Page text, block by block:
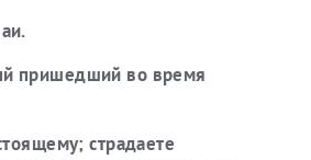
пришедший во время
страдаете